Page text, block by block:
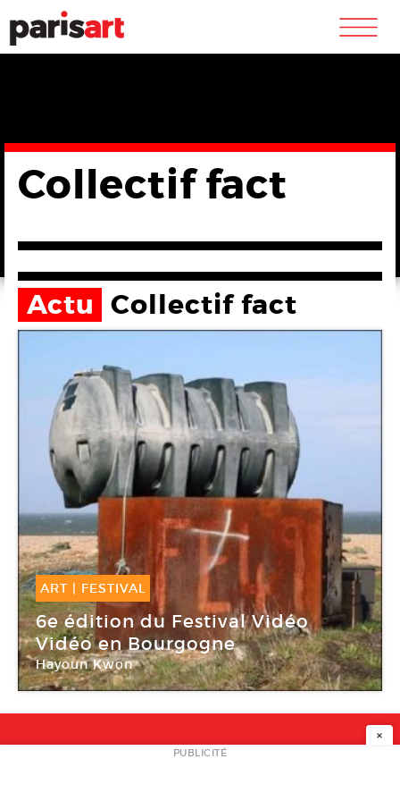
m
Collectif fact
Actu Collectif fact
ART | FESTIVAL
11 Juil -12 Juil 2015
6e édition du Festival Vidéo
Vidéo en Bourgogne
Hayoun Kwon
Le Lieu Dit
NEWSLETTER
×
PUBLICITÉ